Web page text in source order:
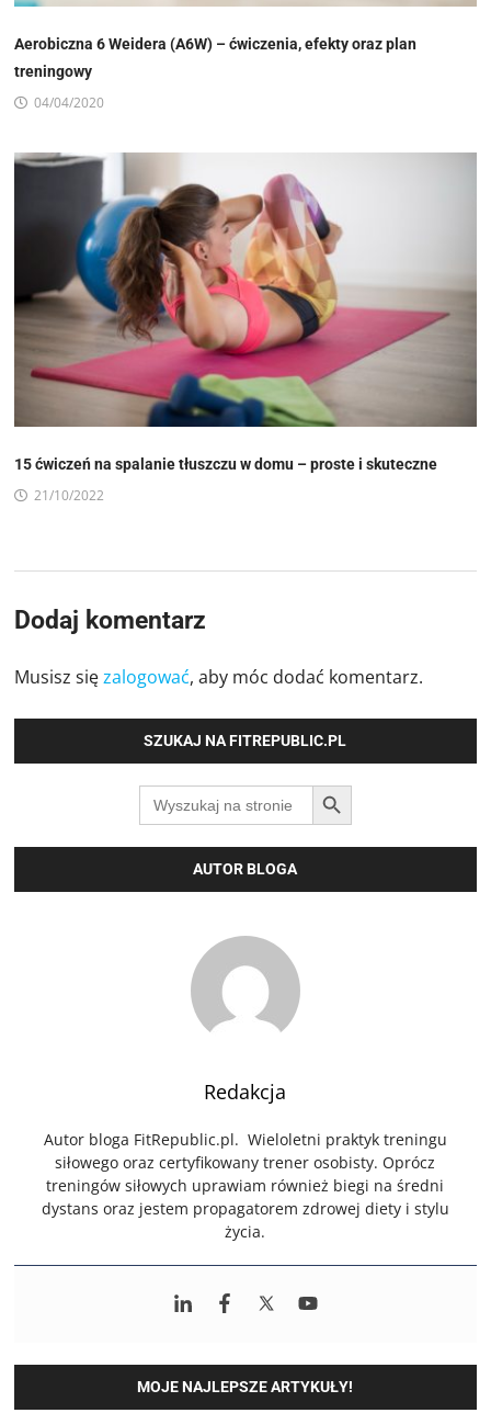
Aerobiczna 6 Weidera (A6W) – ćwiczenia, efekty oraz plan
treningowy
04/04/2020
15 ćwiczeń na spalanie tłuszczu w domu – proste i skuteczne
21/10/2022
Dodaj komentarz
Musisz sięzalogować, aby móc dodać komentarz.
SZUKAJ NA FITREPUBLIC.PL
Search
for:
SEARCH BUTTON
AUTOR BLOGA
Redakcja
Autor bloga FitRepublic.pl. Wieloletni praktyk treningu
siłowego oraz certyfikowany trener osobisty. Oprócz
treningów siłowych uprawiam również biegi na średni
dystans oraz jestem propagatorem zdrowej diety i stylu
życia.
MOJE NAJLEPSZE ARTYKUŁY!